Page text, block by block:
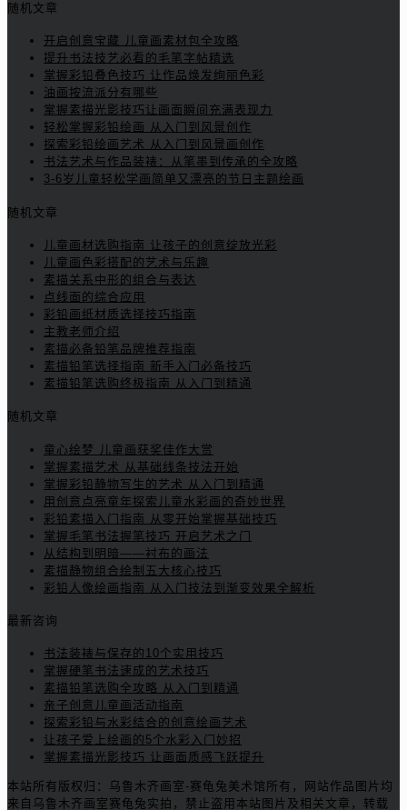
随机文章
开启创意宝藏 儿童画素材包全攻略
提升书法技艺必看的毛笔字帖精选
掌握彩铅叠色技巧 让作品焕发绚丽色彩
油画按流派分有哪些
掌握素描光影技巧让画面瞬间充满表现力
轻松掌握彩铅绘画 从入门到风景创作
探索彩铅绘画艺术 从入门到风景画创作
书法艺术与作品装裱：从笔墨到传承的全攻略
3-6岁儿童轻松学画简单又漂亮的节日主题绘画
随机文章
儿童画材选购指南 让孩子的创意绽放光彩
儿童画色彩搭配的艺术与乐趣
素描关系中形的组合与表达
点线面的综合应用
彩铅画纸材质选择技巧指南
主教老师介绍
素描必备铅笔品牌推荐指南
素描铅笔选择指南 新手入门必备技巧
素描铅笔选购终极指南 从入门到精通
随机文章
童心绘梦 儿童画获奖佳作大赏
掌握素描艺术 从基础线条技法开始
掌握彩铅静物写生的艺术 从入门到精通
用创意点亮童年探索儿童水彩画的奇妙世界
彩铅素描入门指南 从零开始掌握基础技巧
掌握毛笔书法握笔技巧 开启艺术之门
从结构到明暗——衬布的画法
素描静物组合绘制五大核心技巧
彩铅人像绘画指南 从入门技法到渐变效果全解析
最新咨询
书法装裱与保存的10个实用技巧
掌握硬笔书法速成的艺术技巧
素描铅笔选购全攻略 从入门到精通
亲子创意儿童画活动指南
探索彩铅与水彩结合的创意绘画艺术
让孩子爱上绘画的5个水彩入门妙招
掌握素描光影技巧 让画面质感飞跃提升
本站所有版权归：乌鲁木齐画室-赛龟兔美术馆所有，网站作品图片均
来自乌鲁木齐画室赛龟兔实拍，禁止盗用本站图片及相关文章，转载